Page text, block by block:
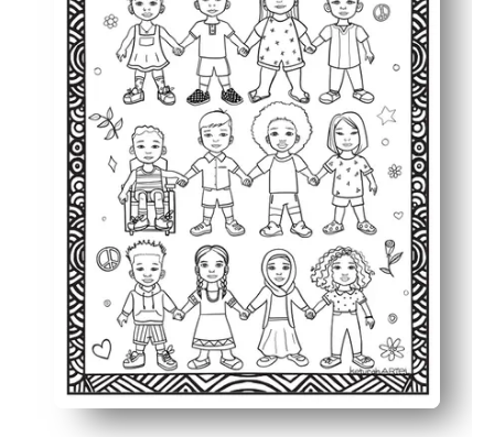
Delbar effekt - färdiga sidor lyser upp väggar och firar